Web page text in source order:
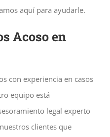
aquí para ayudarle.
Acoso en
con experiencia en casos
equipo está
legal experto
clientes que